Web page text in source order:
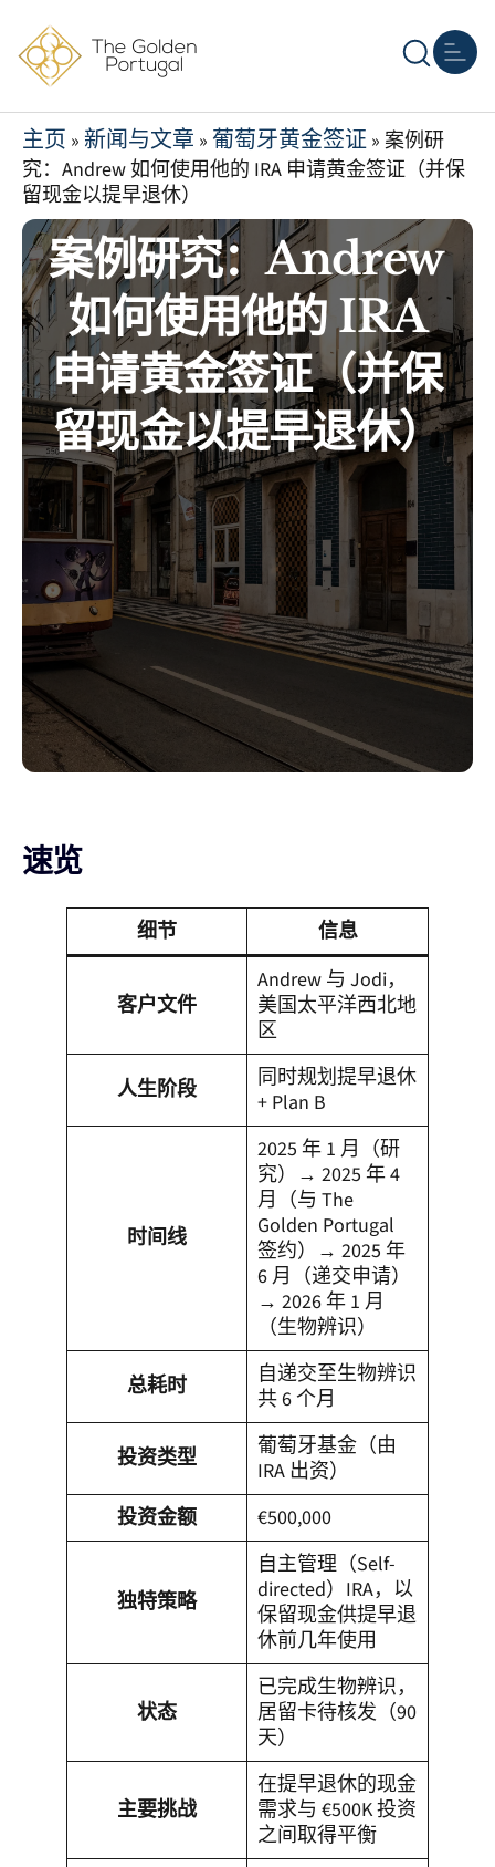
主页 » 新闻与文章 » 葡萄牙黄金签证 » 案例研
究：Andrew 如何使用他的 IRA 申请黄金签证（并保
留现金以提早退休）
案例研究：Andrew
如何使用他的 IRA
申请黄金签证（并保
留现金以提早退休）
速览
细节 信息
客户文件
Andrew 与 Jodi，
美国太平洋西北地
区
人生阶段
同时规划提早退休
+ Plan B
时间线
2025 年 1 月（研
究）→ 2025 年 4
月（与 The
Golden Portugal
签约）→ 2025 年
6 月（递交申请）
→ 2026 年 1 月
（生物辨识）
总耗时
自递交至生物辨识
共 6 个月
投资类型
葡萄牙基金（由
IRA 出资）
投资金额
€500,000
独特策略
自主管理（Self-
directed）IRA，以
保留现金供提早退
休前几年使用
状态
已完成生物辨识，
居留卡待核发（90
天）
主要挑战
在提早退休的现金
需求与 €500K 投资
之间取得平衡